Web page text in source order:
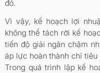
đó.
Vì vậy, kế hoạch lợi
không thể tách rời kế
tiến độ giải ngân chậm
áp lực hoàn thành chỉ
Trong quá trình lập kế